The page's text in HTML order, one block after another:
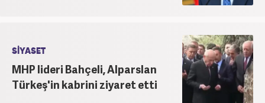
SİYASET
MHP lideri Bahçeli, Alparslan
Türkeş'in kabrini ziyaret etti